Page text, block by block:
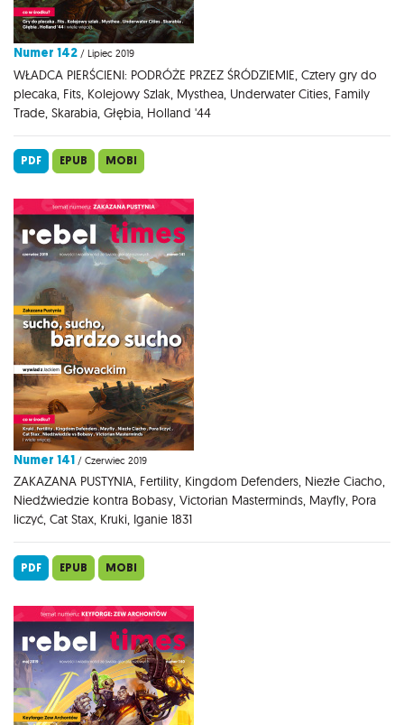
Numer 142 / Lipiec 2019
WŁADCA PIERŚCIENI: PODRÓŻE PRZEZ ŚRÓDZIEMIE, Cztery gry do
plecaka, Fits, Kolejowy Szlak, Mysthea, Underwater Cities, Family
Trade, Skarabia, Głębia, Holland '44
PDF EPUB MOBI
Numer 141 / Czerwiec 2019
ZAKAZANA PUSTYNIA, Fertility, Kingdom Defenders, Niezłe Ciacho,
Niedźwiedzie kontra Bobasy, Victorian Masterminds, Mayfly, Pora
liczyć, Cat Stax, Kruki, Iganie 1831
PDF EPUB MOBI